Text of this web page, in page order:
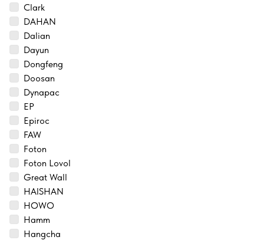
Clark
DAHAN
Dalian
Dayun
Dongfeng
Doosan
Dynapac
EP
Epiroc
FAW
Foton
Foton Lovol
Great Wall
HAISHAN
HOWO
Hamm
Hangcha